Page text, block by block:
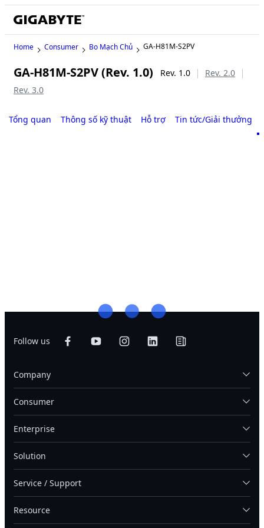
Home Consumer Bo Mạch Chủ GA-H81M-S2PV
GA-H81M-S2PV (Rev. 1.0) Rev. 1.0
Rev. 2.0
Rev. 3.0
Tổng quan Thông số kỹ thuật Hỗ trợ Tin tức/Giải thưởng
Follow us
Company
Consumer
Enterprise
Solution
Service / Support
Resource